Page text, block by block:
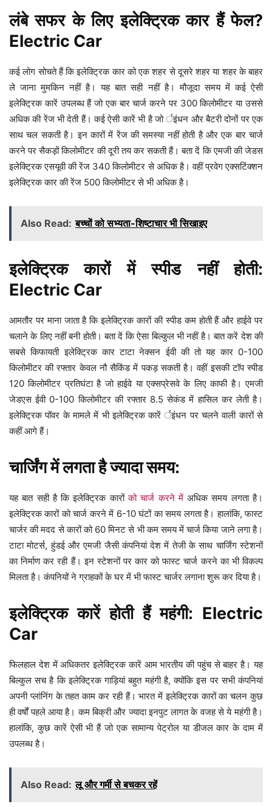
लंबे सफर के लिए इलेक्ट्रिक कार हैं फेल?
Electric Car
कई लोग सोचते हैं कि इलेक्ट्रिक कार को एक शहर से दूसरे शहर या शहर के बाहर
ले जाना मुमकिन नहीं है। यह बात सही नहीं है। मौजूदा समय में कई ऐसी
इलेक्ट्रिक कारें उपलब्ध हैं जो एक बार चार्ज करने पर 300 किलोमीटर या उससे
अधिक की रेंज भी देती हैं। कई ऐसी कारें भी है जो र्इंधन और बैटरी दोनों पर एक
साथ चल सकती है। इन कारों में रेंज की समस्या नहीं होती है और एक बार चार्ज
करने पर सैकड़ों किलोमीटर की दूरी तय कर सकती हैं। बता दें कि एमजी की जेडस
इलेक्ट्रिक एसयूवी की रेंज 340 किलोमीटर से अधिक है। वहीं प्रवेग एक्सटिंक्शन
इलेक्ट्रिक कार की रेंज 500 किलोमीटर से भी अधिक है।
Also Read: बच्चों को सभ्यता-शिष्टाचार भी सिखाइए
इलेक्ट्रिक कारों में स्पीड नहीं होती:
Electric Car
आमतौर पर माना जाता है कि इलेक्ट्रिक कारों की स्पीड कम होती हैं और हाईवे पर
चलाने के लिए नहीं बनी होती। बता दें कि ऐसा बिल्कुल भी नहीं है। बात करें देश की
सबसे किफायती इलेक्ट्रिक कार टाटा नेक्सन ईवी की तो यह कार 0-100
किलोमीटर की रफ्तार केवल नौ सैकिंड में पकड़ सकती है। वहीं इसकी टॉप स्पीड
120 किलोमीटर प्रतिघंटा है जो हाईवे या एक्सप्रेसवे के लिए काफी है। एमजी
जेडएस ईवी 0-100 किलोमीटर की रफ्तार 8.5 सेकंड में हासिल कर लेती है।
इलेक्ट्रिक पॉवर के मामले में भी इलेक्ट्रिक कारें र्इंधन पर चलने वाली कारों से
कहीं आगे हैं।
चार्जिंग में लगता है ज्यादा समय:
यह बात सही है कि इलेक्ट्रिक कारोंको चार्ज करने मेंअधिक समय लगता है।
इलेक्ट्रिक कारों को चार्ज करने में 6-10 घंटों का समय लगता है। हालांकि, फास्ट
चार्जर की मदद से कारों को 60 मिनट से भी कम समय में चार्ज किया जाने लगा है।
टाटा मोटर्स, हुंडई और एमजी जैसी कंपनियां देश में तेजी के साथ चार्जिंग स्टेशनों
का निर्माण कर रही हैं। इन स्टेशनों पर कार को फास्ट चार्ज करने का भी विकल्प
मिलता है। कंपनियों ने ग्राहकों के घर में भी फास्ट चार्जर लगाना शुरू कर दिया है।
इलेक्ट्रिक कारें होती हैं महंगी: Electric
Car
फिलहाल देश में अधिकतर इलेक्ट्रिक कारें आम भारतीय की पहुंच से बाहर है। यह
बिल्कुल सच है कि इलेक्ट्रिक गाड़ियां बहुत महंगी है, क्योंकि इस पर सभी कंपनियां
अपनी प्लांनिंग के तहत काम कर रही हैं। भारत में इलेक्ट्रिक कारों का चलन कुछ
ही वर्षों पहले आया है। कम बिक्री और ज्यादा इनपुट लागत के वजह से ये महंगी है।
हालांकि, कुछ कारें ऐसी भी हैं जो एक सामान्य पेट्रोल या डीजल कार के दाम में
उपलब्ध है।
Also Read: लू और गर्मी से बचकर रहें